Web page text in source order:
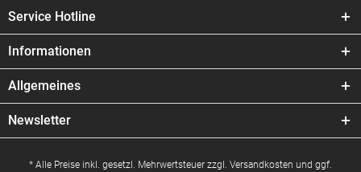
Service Hotline
Informationen
Allgemeines
Newsletter
* Alle Preise inkl. gesetzl. Mehrwertsteuer zzgl. Versandkosten und ggf.